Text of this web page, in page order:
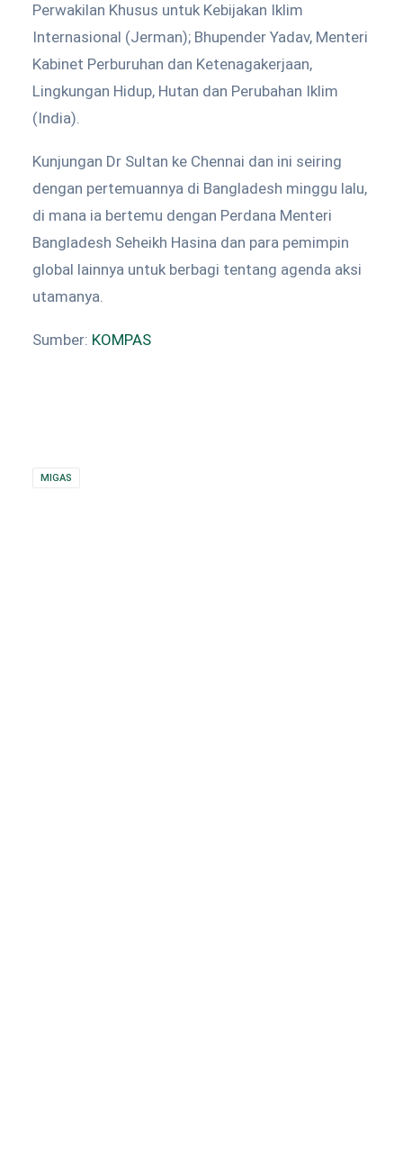
Perwakilan Khusus untuk Kebijakan Iklim
Internasional (Jerman); Bhupender Yadav, Menteri
Kabinet Perburuhan dan Ketenagakerjaan,
Lingkungan Hidup, Hutan dan Perubahan Iklim
(India).
Kunjungan Dr Sultan ke Chennai dan ini seiring
dengan pertemuannya di Bangladesh minggu lalu,
di mana ia bertemu dengan Perdana Menteri
Bangladesh Seheikh Hasina dan para pemimpin
global lainnya untuk berbagi tentang agenda aksi
utamanya.
Sumber: KOMPAS
MIGAS